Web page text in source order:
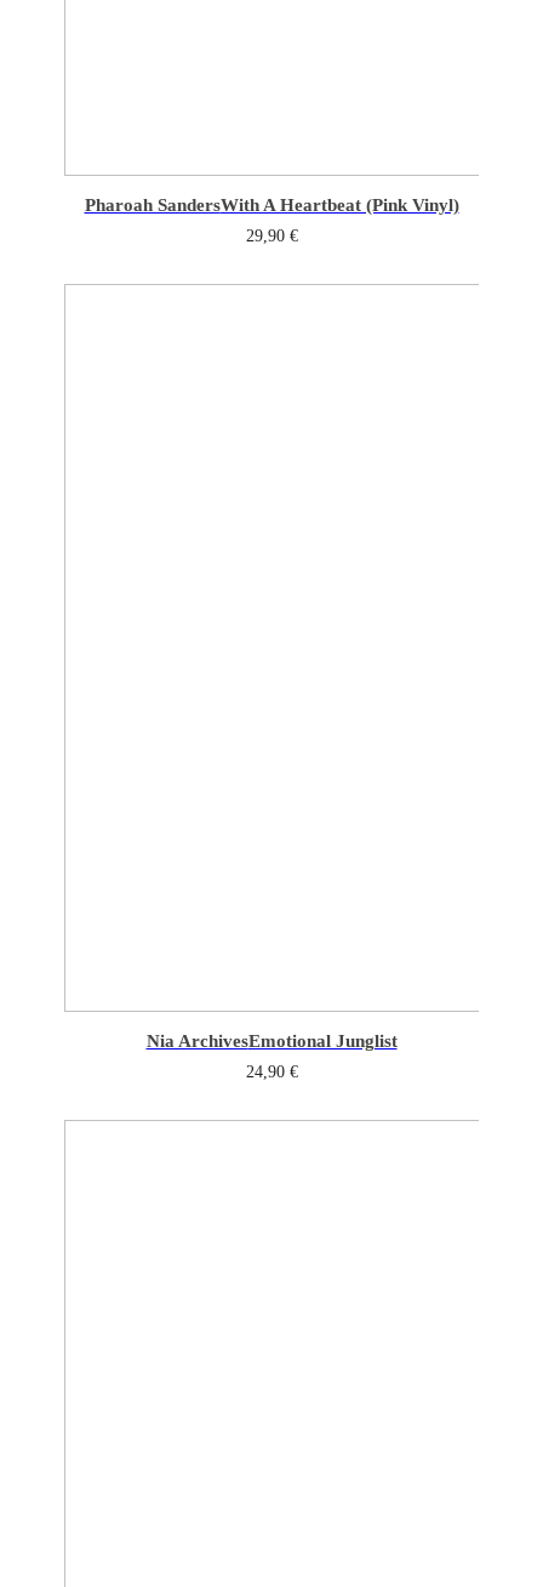
Pharoah SandersWith A Heartbeat (Pink Vinyl)
29,90 €
Nia ArchivesEmotional Junglist
24,90 €